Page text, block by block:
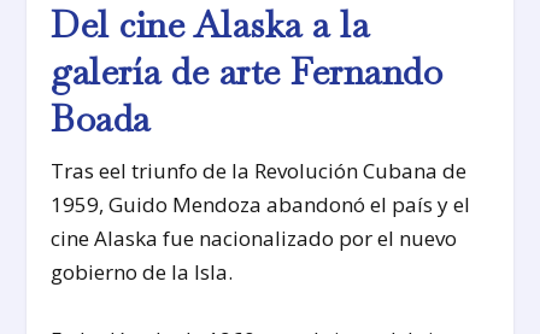
Del cine Alaska a la
galería de arte Fernando
Boada
Tras eel triunfo de la Revolución Cubana de
1959, Guido Mendoza abandonó el país y el
cine Alaska fue nacionalizado por el nuevo
gobierno de la Isla.